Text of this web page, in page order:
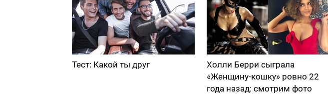
Тест: Какой ты друг
Холли Берри сыграла
«Женщину-кошку» ровно 22
года назад: смотрим фото